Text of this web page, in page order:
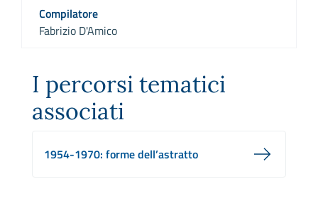
Compilatore
Fabrizio D'Amico
I percorsi tematici
associati
1954-1970: forme dell’astratto